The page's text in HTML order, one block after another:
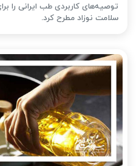
توصیه‌های کاربردی طب ایرانی را
سلامت نوزاد مطرح کرد.